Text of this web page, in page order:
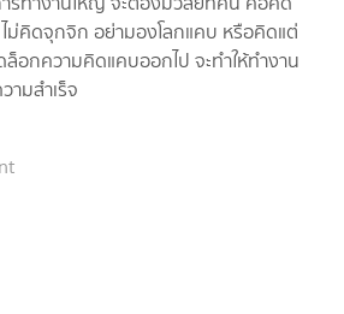
ม่คิดจุกจิก อย่ามองโลกแคบ หรือคิดแต่
อกความคิดแคบออกไป จะทำให้ทำงาน
ามสำเร็จ